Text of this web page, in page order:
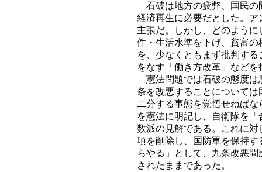
石破は地方の疲弊、国民の
経済再生に必要だとした。
主張だ。しかし、どのよう
件・生活水準を下げ、貧富
を、少なくともまず批判す
をなす「働き方改革」など
憲法問題では石破の態度は
条を改悪することについて
二分する事態を覚悟せねば
を憲法に明記し、自衛隊を
数派の見解である。これに
項を削除し、国防軍を保持
らやる」として、九条改悪
されたままであった。